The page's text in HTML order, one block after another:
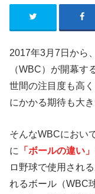
2017年3月7日から
（WBC）が開幕す
世間の注目度も高
にかかる期待も大き
そんなWBCにおい
に
「ボールの違い」
ロ野球で使用され
れるボール（WBC